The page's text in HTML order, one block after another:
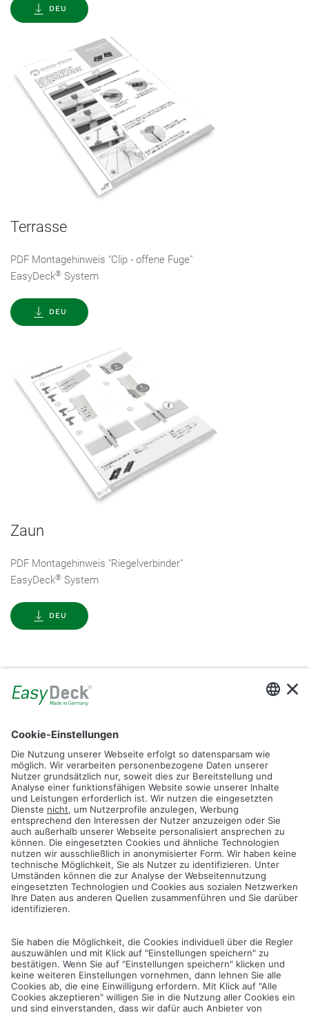
DEU
Terrasse
PDF Montagehinweis "Clip - offene Fuge"
EasyDeck® System
DEU
Zaun
PDF Montagehinweis "Riegelverbinder"
EasyDeck® System
DEU
Galerie
Nach Tag filtern
dolomittrendglacierledrhombusiconzaun logo
Filter zurücksetzen
IMAGEBILDER.ZIP PRODUKTBILDER.ZIP
LICHTSYSTEM.ZIP LOGOS UND ICONS.ZIP